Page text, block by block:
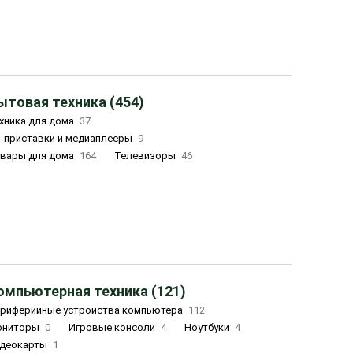
техника (454)
для дома 37
приставки и медиаплееры
9
для дома 164 Телевизоры 46
техника (121)
устройства компьютера 112
0 Игровые консоли 4 Ноутбуки 4
1